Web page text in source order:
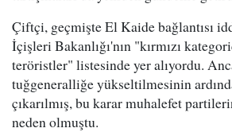
Çiftçi, geçmişte El Kaide bağlantısı
İçişleri Bakanlığı'nın "kırmızı
teröristler" listesinde yer alıyordu.
tuğgeneralliğe yükseltilmesinin
çıkarılmış, bu karar muhalefet
neden olmuştu.